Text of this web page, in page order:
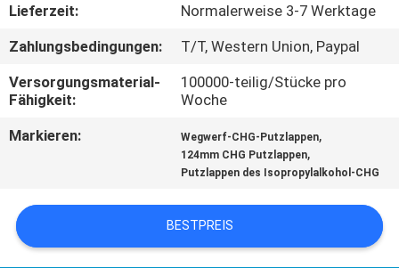
UNS
IN
VERBINDUNG
NACHRICHTEN
SIE
EIN
Lieferzeit:
Normalerweise 3-7 Werktage
Zahlungsbedingungen:
T/T, Western Union, Paypal
Versorgungsmaterial-
Fähigkeit:
100000-teilig/Stücke pro
Woche
Markieren:
Wegwerf-CHG-Putzlappen,
124mm CHG Putzlappen,
Putzlappen des Isopropylalkohol-CHG
BESTPREIS